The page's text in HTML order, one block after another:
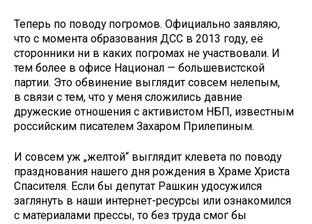
Теперь по поводу погромов. Официально заявляю,
что с момента образования ДСС в 2013 году, её
сторонники ни в каких погромах не участвовали. И
тем более в офисе Национал — большевистской
партии. Это обвинение выглядит совсем нелепым,
в связи с тем, что у меня сложились давние
дружеские отношения с активистом НБП, известным
российским писателем Захаром Прилепиным.
И совсем уж „желтой“ выглядит клевета по поводу
празднования нашего дня рождения в Храме Христа
Спасителя. Если бы депутат Рашкин удосужился
заглянуть в наши интернет-ресурсы или ознакомился
с материалами прессы, то без труда смог бы